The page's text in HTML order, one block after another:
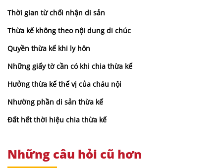
Thời gian từ chối nhận di sản
Thừa kế không theo nội dung di chúc
Quyền thừa kế khi ly hôn
Những giấy tờ cần có khi chia thừa kế
Hưởng thừa kế thế vị của cháu nội
Nhường phần di sản thừa kế
Đất hết thời hiệu chia thừa kế
Những câu hỏi cũ hơn